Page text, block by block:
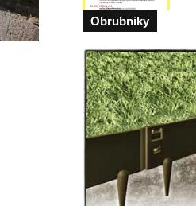
Obrubniky